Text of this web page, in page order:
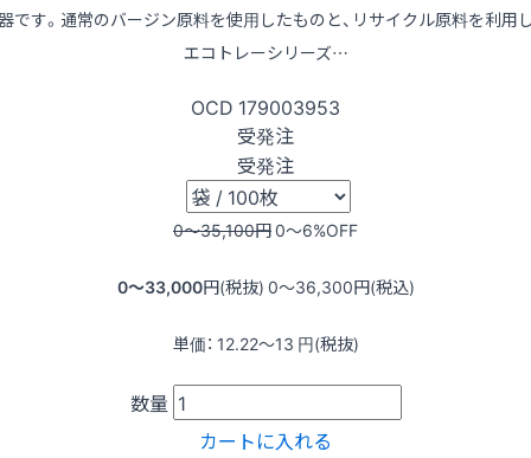
です。通常のバージン原料を使用したものと、リサイクル原料を利用
エコトレーシリーズ…
OCD 179003953
受発注
受発注
0〜35,100円0〜6%OFF
0〜33,000円(税抜) 0〜36,300円(税込)
単価： 12.22〜13 円(税抜)
数量
カートに入れる